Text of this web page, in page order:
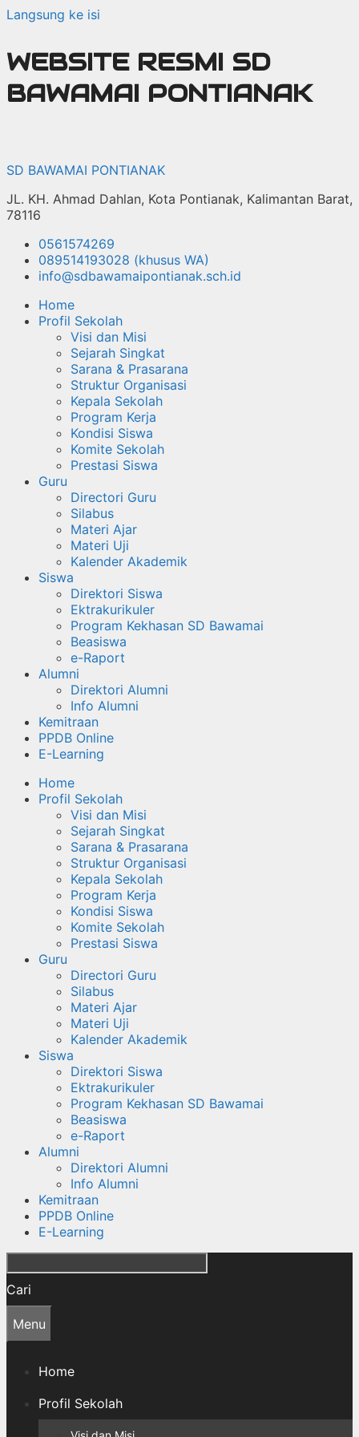
Langsung ke isi
WEBSITE RESMI SD
BAWAMAI PONTIANAK
SD BAWAMAI PONTIANAK
JL. KH. Ahmad Dahlan, Kota Pontianak, Kalimantan Barat,
78116
0561574269
089514193028 (khusus WA)
info@sdbawamaipontianak.sch.id
Home
Profil Sekolah
Visi dan Misi
Sejarah Singkat
Sarana & Prasarana
Struktur Organisasi
Kepala Sekolah
Program Kerja
Kondisi Siswa
Komite Sekolah
Prestasi Siswa
Guru
Directori Guru
Silabus
Materi Ajar
Materi Uji
Kalender Akademik
Siswa
Direktori Siswa
Ektrakurikuler
Program Kekhasan SD Bawamai
Beasiswa
e-Raport
Alumni
Direktori Alumni
Info Alumni
Kemitraan
PPDB Online
E-Learning
Home
Profil Sekolah
Visi dan Misi
Sejarah Singkat
Sarana & Prasarana
Struktur Organisasi
Kepala Sekolah
Program Kerja
Kondisi Siswa
Komite Sekolah
Prestasi Siswa
Guru
Directori Guru
Silabus
Materi Ajar
Materi Uji
Kalender Akademik
Siswa
Direktori Siswa
Ektrakurikuler
Program Kekhasan SD Bawamai
Beasiswa
e-Raport
Alumni
Direktori Alumni
Info Alumni
Kemitraan
PPDB Online
E-Learning
Cari
Menu
Home
Profil Sekolah